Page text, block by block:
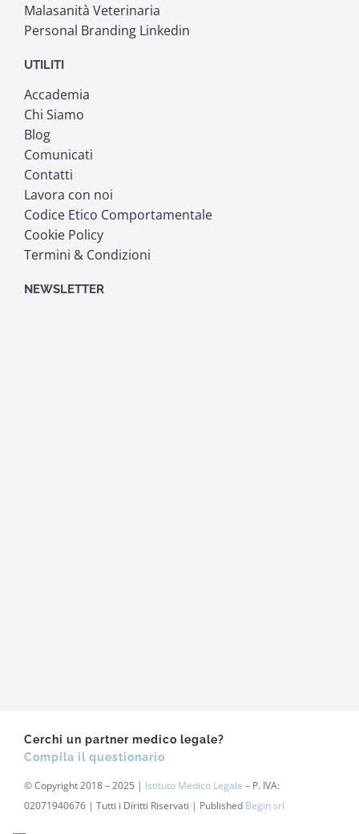
Malasanità Veterinaria
Personal Branding Linkedin
UTILITI
Accademia
Chi Siamo
Blog
Comunicati
Contatti
Lavora con noi
Codice Etico Comportamentale
Cookie Policy
Termini & Condizioni
NEWSLETTER
Cerchi un partner medico legale?
Compila il questionario
© Copyright 2018 – 2025 | Istituto Medico Legale – P. IVA:
02071940676 | Tutti i Diritti Riservati | Published Begin srl